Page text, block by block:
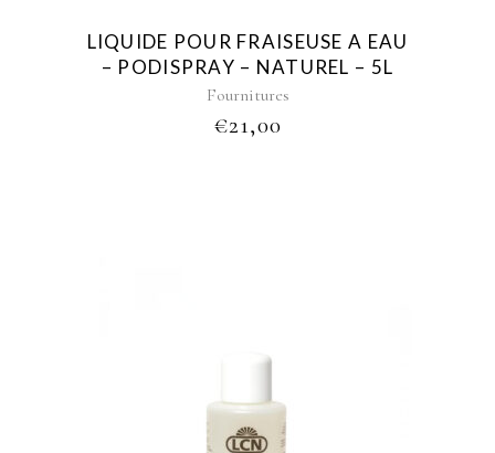
LIQUIDE POUR FRAISEUSE A EAU
– PODISPRAY – NATUREL – 5L
Fournitures
€21,00